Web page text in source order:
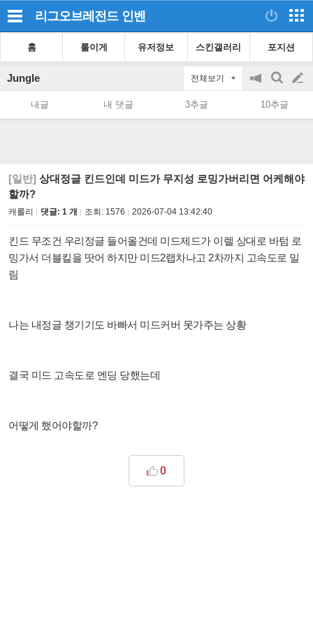
리그오브레전드 인벤
홈 롤이게 유저정보 스킨갤러리 포지션
Jungle 전체보기
공
지
on/off
검
색
글
쓰
내글 내 댓글 3추글 10추글
[일반] 상대정글 킨드인데 미드가 무지성 로밍가버리면 어케해야
할까?
캐롤리 댓글: 1 개 조회: 1576 2026-07-04 13:42:40
킨드 무조건 우리정글 들어올건데 미드제드가 이렐 상대로 바텀 로
밍가서 더블킬을 땃어 하지만 미드2랩차나고 2차까지 고속도로 밀
림
나는 내정글 챙기기도 바빠서 미드커버 못가주는 상황
결국 미드 고속도로 엔딩 당했는데
어떻게 했어야할까?
0